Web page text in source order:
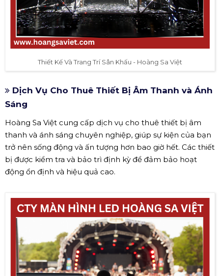
Thiết Kế Và Trang Trí Sân Khấu - Hoàng Sa Việt
Dịch Vụ Cho Thuê Thiết Bị Âm Thanh và Ánh
Sáng
Hoàng Sa Việt cung cấp dịch vụ cho thuê thiết bị âm
thanh và ánh sáng chuyên nghiệp, giúp sự kiện của bạn
trở nên sống động và ấn tượng hơn bao giờ hết. Các thiết
bị được kiểm tra và bảo trì định kỳ để đảm bảo hoạt
động ổn định và hiệu quả cao.